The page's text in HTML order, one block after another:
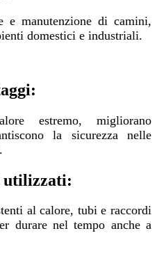
e manutenzione di camini,
domestici e industriali.
estremo, migliorano
la sicurezza nelle
al calore, tubi e raccordi
durare nel tempo anche a